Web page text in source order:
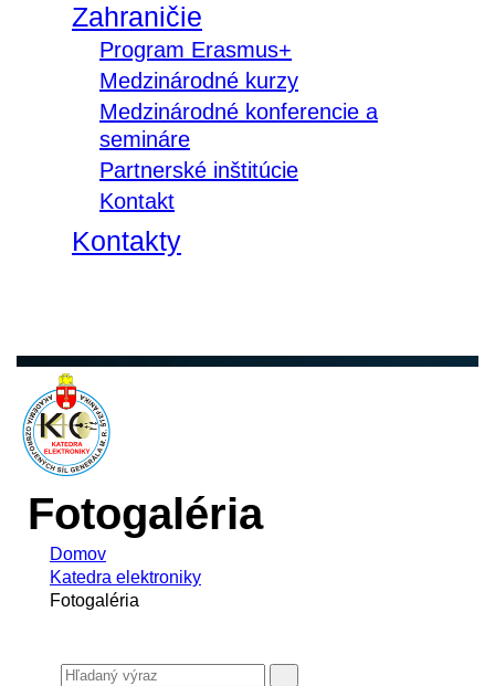
Zahraničie
Program Erasmus+
Medzinárodné kurzy
Medzinárodné konferencie a
semináre
Partnerské inštitúcie
Kontakt
Kontakty
Fotogaléria
Domov
Katedra elektroniky
Fotogaléria